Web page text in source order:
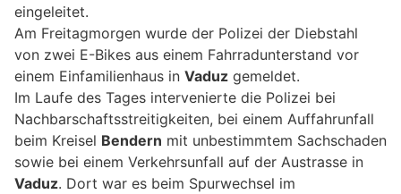
eingeleitet.
Am Freitagmorgen wurde der Polizei der Diebstahl
von zwei E-Bikes aus einem Fahrradunterstand vor
einem Einfamilienhaus in Vaduz gemeldet.
Im Laufe des Tages intervenierte die Polizei bei
Nachbarschaftsstreitigkeiten, bei einem Auffahrunfall
beim Kreisel Bendern mit unbestimmtem Sachschaden
sowie bei einem Verkehrsunfall auf der Austrasse in
Vaduz. Dort war es beim Spurwechsel im